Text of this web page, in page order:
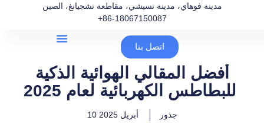
مدينة فوهاي، مدينة تسيشي، مقاطعة تشجيانغ، الصين
+86-18067150087
اتصل بنا
أفضل المقالي الهوائية الذكية
جذور